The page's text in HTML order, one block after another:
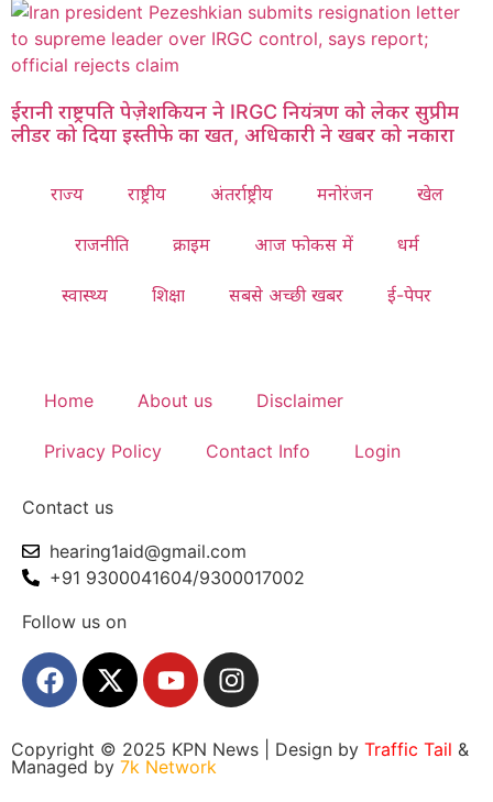
ईरानी राष्ट्रपति पेज़ेशकियन ने IRGC नियंत्रण को लेकर सुप्रीम
लीडर को दिया इस्तीफे का खत, अधिकारी ने खबर को नकारा
राज्य राष्ट्रीय अंतर्राष्ट्रीय मनोरंजन खेल
राजनीति क्राइम आज फोकस में धर्म
स्वास्थ्य शिक्षा सबसे अच्छी खबर ई-पेपर
Home About us Disclaimer
Privacy Policy Contact Info Login
Contact us
hearing1aid@gmail.com
+91 9300041604/9300017002
Follow us on
Copyright © 2025 KPN News | Design by Traffic Tail &
Managed by 7k Network